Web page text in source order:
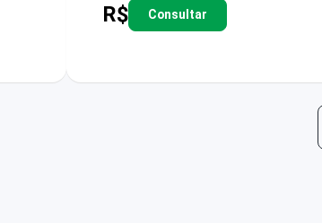
R$ Consultar